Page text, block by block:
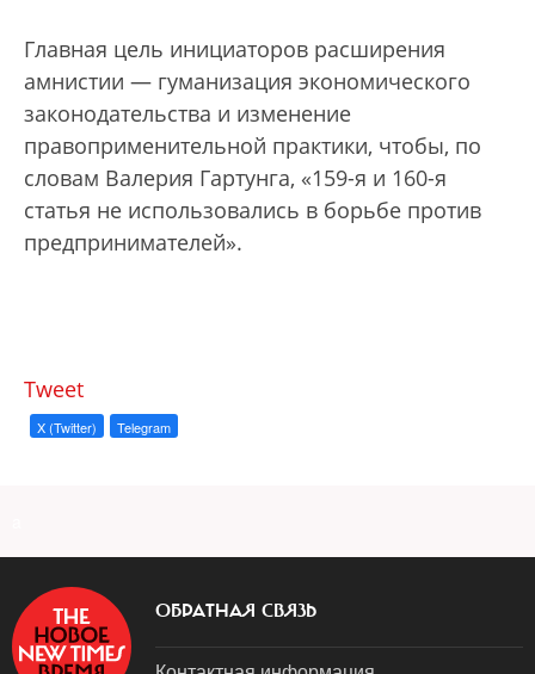
Главная цель инициаторов расширения
амнистии — гуманизация экономического
законодательства и изменение
правоприменительной практики, чтобы, по
словам Валерия Гартунга, «159-я и 160-я
статья не использовались в борьбе против
предпринимателей».
Tweet
X (Twitter) Telegram
ОБРАТНАЯ СВЯЗЬ